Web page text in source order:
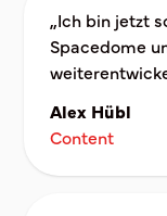
„Ich bin jetzt
Spacedome
Alex Hübl
Content